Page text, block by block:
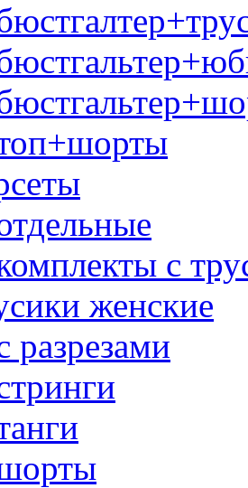
с
женские
разрезами